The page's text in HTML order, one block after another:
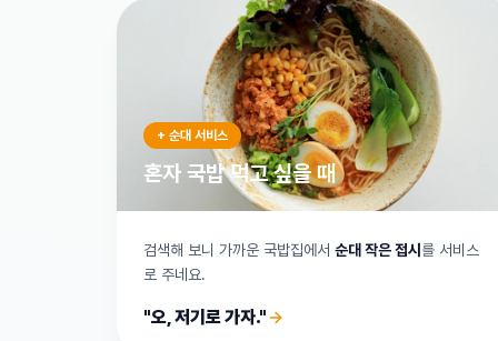
+ 순대 서비스
혼자 국밥 먹고 싶을 때
검색해 보니 가까운 국밥집에서 순대 작은 접시 를 서비스
로 주네요.
"오, 저기로 가자."